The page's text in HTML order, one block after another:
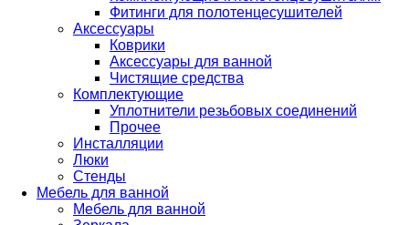
Фитинги для полотенцесушителей
Аксессуары
Коврики
Аксессуары для ванной
Чистящие средства
Комплектующие
Уплотнители резьбовых соединений
Прочее
Инсталляции
Люки
Стенды
Мебель для ванной
Мебель для ванной